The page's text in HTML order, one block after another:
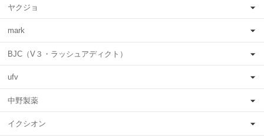
ヤクジョ
mark
BJC（V３・ラッシュアディクト）
ufv
中野製薬
イクシオン